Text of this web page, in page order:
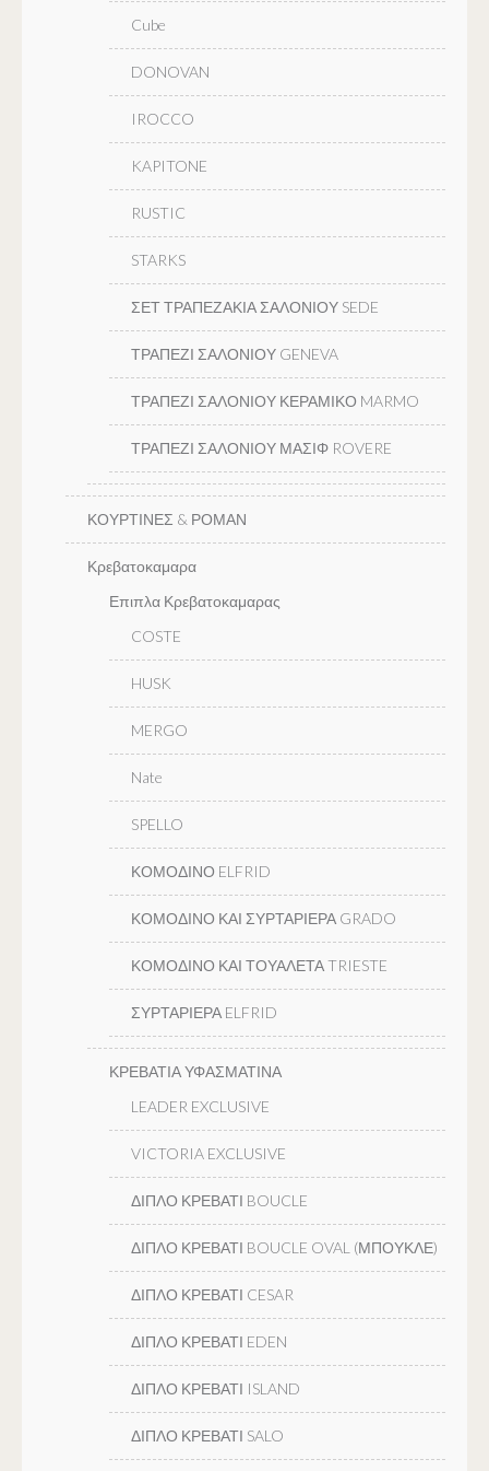
Cube
DONOVAN
IROCCO
KAPITONE
RUSTIC
STARKS
ΣΕΤ ΤΡΑΠΕΖΑΚΙΑ ΣΑΛΟΝΙΟΥ SEDE
ΤΡΑΠΕΖΙ ΣΑΛΟΝΙΟΥ GENEVA
ΤΡΑΠΕΖΙ ΣΑΛΟΝΙΟΥ ΚΕΡΑΜΙΚΟ MARMO
ΤΡΑΠΕΖΙ ΣΑΛΟΝΙΟΥ ΜΑΣΙΦ ROVERE
ΚΟΥΡΤΙΝΕΣ & ΡΟΜΑΝ
Κρεβατοκαμαρα
Επιπλα Κρεβατοκαμαρας
COSTE
HUSK
MERGO
Nate
SPELLO
ΚΟΜΟΔΙΝΟ ELFRID
ΚΟΜΟΔΙΝΟ ΚΑΙ ΣΥΡΤΑΡΙΕΡΑ GRADO
ΚΟΜΟΔΙΝΟ ΚΑΙ ΤΟΥΑΛΕΤΑ TRIESTE
ΣΥΡΤΑΡΙΕΡΑ ELFRID
ΚΡΕΒΑΤΙΑ ΥΦΑΣΜΑΤΙΝΑ
LEADER EXCLUSIVE
VICTORIA EXCLUSIVE
ΔΙΠΛΟ ΚΡΕΒΑΤΙ BOUCLE
ΔΙΠΛΟ ΚΡΕΒΑΤΙ BOUCLE OVAL (ΜΠΟΥΚΛΕ)
ΔΙΠΛΟ ΚΡΕΒΑΤΙ CESAR
ΔΙΠΛΟ ΚΡΕΒΑΤΙ EDEN
ΔΙΠΛΟ ΚΡΕΒΑΤΙ ISLAND
ΔΙΠΛΟ ΚΡΕΒΑΤΙ SALO